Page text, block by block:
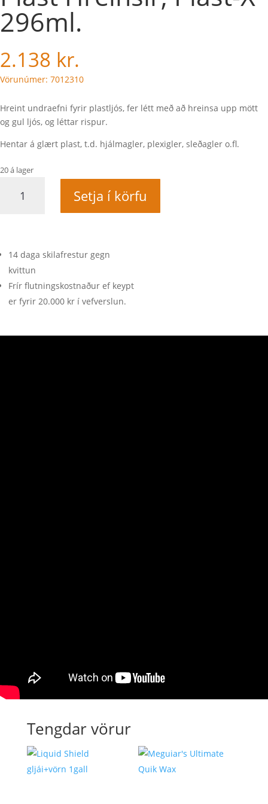
296ml.
2.138 kr.
Vörunúmer: 7012310
Hreint undraefni fyrir plastljós, fer létt með að hreinsa upp mött
og gul ljós, og léttar rispur.
Hentar á glært plast, t.d. hjálmagler, plexigler, sleðagler o.fl.
20 á lager
Hreinsir,
quantity
Setja í körfu
14 daga skilafrestur gegn
kvittun
Frír flutningskostnaður ef keypt
er fyrir 20.000 kr í vefverslun.
Tengdar vörur